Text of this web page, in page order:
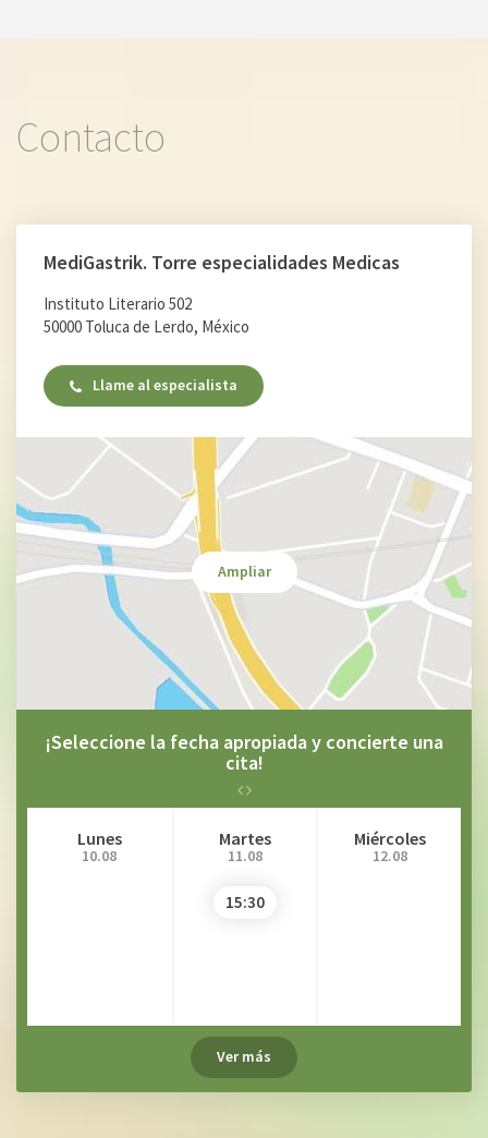
Contacto
MediGastrik. Torre especialidades Medicas
Instituto Literario 502
50000 Toluca de Lerdo, México
Llame al especialista
Ampliar
¡Seleccione la fecha apropiada y concierte una
cita!
Lunes
10.08
Martes
11.08
15:30
Miércoles
12.08
Ver más